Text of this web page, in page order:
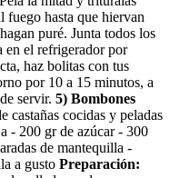
fuego hasta que hiervan
puré. Junta todos los
en el refrigerador por
haz bolitas con tus
por 10 a 15 minutos, a
servir. 5) Bombones
castañas cocidas y peladas
- 200 gr de azúcar - 300
de mantequilla -
a gusto Preparación: